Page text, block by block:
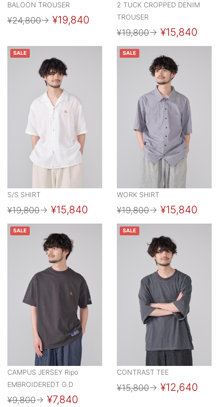
BALOON TROUSER
¥24,800→ ¥19,840
2 TUCK CROPPED DENIM
TROUSER
¥19,800→ ¥15,840
SALE
S/S SHIRT
¥19,800→ ¥15,840
SALE
WORK SHIRT
¥19,800→ ¥15,840
SALE
CAMPUS JERSEY Ripo
EMBROIDEREDT G.D
¥9,800→ ¥7,840
SALE
CONTRAST TEE
¥15,800→ ¥12,640